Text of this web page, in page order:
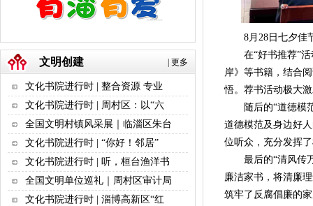
更多
文明创建
文化书院进行时 | 整合资源 专业
文化书院进行时 | 周村区：以“六
全国文明村镇风采展｜临淄区朱台
文化书院进行时 | “你好！邻居”
文化书院进行时 | 听，桓台渔洋书
全国文明单位巡礼｜周村区审计局
文化书院进行时 | 淄博高新区“红
8月28日七夕佳节
在“好书推荐”活
岸》等书籍，结合
悟。荐书活动极大
随后的“道德模范
道德模范及身边好
位听众，充分发挥
最后的“清风传万
廉洁家书，将清廉
筑牢了反腐倡廉的